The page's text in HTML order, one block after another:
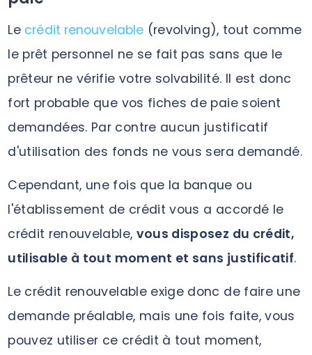
Le crédit renouvelable (revolving), tout comme
le prêt personnel ne se fait pas sans que le
prêteur ne vérifie votre solvabilité. Il est donc
fort probable que vos fiches de paie soient
demandées. Par contre aucun justificatif
d'utilisation des fonds ne vous sera demandé.
Cependant, une fois que la banque ou
l'établissement de crédit vous a accordé le
crédit renouvelable, vous disposez du crédit,
utilisable à tout moment et sans justificatif.
Le crédit renouvelable exige donc de faire une
demande préalable, mais une fois faite, vous
pouvez utiliser ce crédit à tout moment,